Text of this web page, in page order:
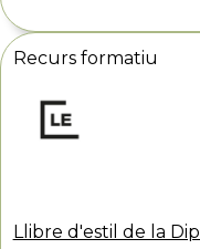
Recurs formatiu
Llibre d'estil de la